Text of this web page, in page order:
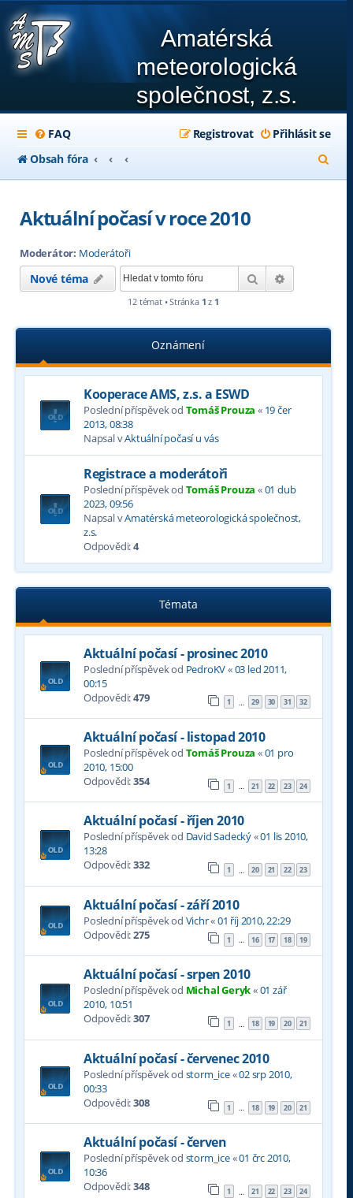
Amatérská
meteorologická
společnost, z.s.
FAQ Přihlásit se
Registrovat
Obsah fóra
l
Aktuální počasí v roce 2010
Moderátor: Moderátoři
Nové téma Hledat
12 témat • Stránka 1 z 1
Oznámení
Kooperace AMS, z.s. a ESWD
Poslední příspěvek od Tomáš Prouza « 19 čer
2013, 08:38
Napsal vAktuální počasí u vás
Registrace a moderátoři
Poslední příspěvek od Tomáš Prouza «01 dub
2023, 09:56
Napsal vAmatérská meteorologická společnost,
z.s.
Odpovědi:4
Témata
Aktuální počasí - prosinec 2010
Poslední příspěvek od PedroKV«03 led 2011,
00:15
Odpovědi:479 1 … 29 30 31 32
Aktuální počasí - listopad 2010
Poslední příspěvek od Tomáš Prouza «01 pro
2010, 15:00
Odpovědi:354 1 … 21 22 23 24
Aktuální počasí - říjen 2010
Poslední příspěvek od David Sadecký«01 lis 2010,
13:28
Odpovědi:332 1 … 20 21 22 23
Aktuální počasí - září 2010
Poslední příspěvek od Vichr«01 říj 2010, 22:29
Odpovědi:275 1 … 16 17 18 19
Aktuální počasí - srpen 2010
Poslední příspěvek od Michal Geryk«01 zář
2010, 10:51
Odpovědi:307 1 … 18 19 20 21
Aktuální počasí - červenec 2010
Poslední příspěvek od storm_ice«02 srp 2010,
00:33
Odpovědi:308 1 … 18 19 20 21
Aktuální počasí - červen
Poslední příspěvek od storm_ice«01 črc 2010,
10:36
Odpovědi:348 1 21 22 23 24